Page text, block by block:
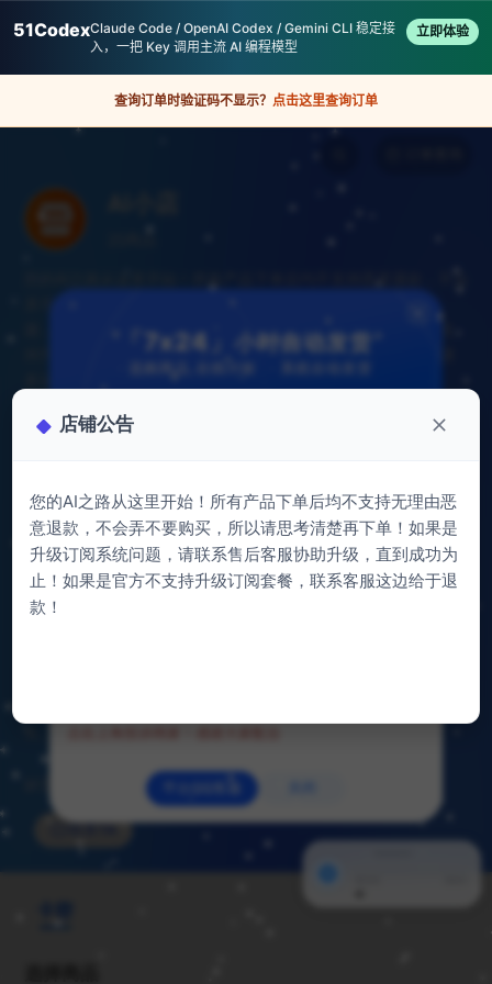
51CodexClaude Code / OpenAI Codex / Gemini CLI 稳定接
入，一把 Key 调用主流 AI 编程模型
立即体验
查询订单时验证码不显示？ 点击这里查询订单